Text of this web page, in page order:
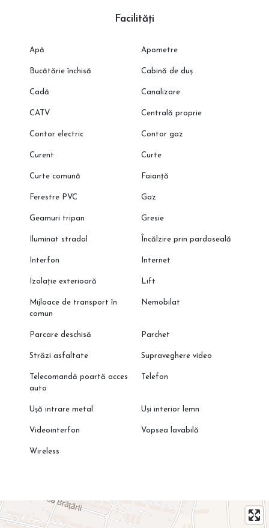
Facilități
Apă Apometre
Bucătărie închisă Cabină de duș
Cadă Canalizare
CATV Centrală proprie
Contor electric Contor gaz
Curent Curte
Curte comună Faianță
Ferestre PVC Gaz
Geamuri tripan Gresie
Iluminat stradal Încălzire prin pardoseală
Interfon Internet
Izolație exterioară Lift
Mijloace de transport în
comun
Nemobilat
Parcare deschisă Parchet
Străzi asfaltate Supraveghere video
Telecomandă poartă acces
auto
Telefon
Ușă intrare metal Uși interior lemn
Videointerfon Vopsea lavabilă
Wireless